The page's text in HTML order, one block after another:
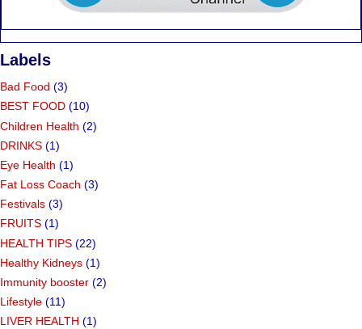
Labels
Bad Food (3)
BEST FOOD (10)
Children Health (2)
DRINKS (1)
Eye Health (1)
Fat Loss Coach (3)
Festivals (3)
FRUITS (1)
HEALTH TIPS (22)
Healthy Kidneys (1)
Immunity booster (2)
Lifestyle (11)
LIVER HEALTH (1)